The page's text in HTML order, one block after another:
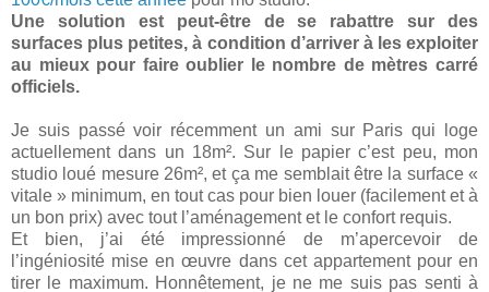
Une solution est peut-être de se rabattre sur des
surfaces plus petites, à condition d’arriver à les exploiter
au mieux pour faire oublier le nombre de mètres carré
officiels.
Je suis passé voir récemment un ami sur Paris qui loge
actuellement dans un 18m². Sur le papier c’est peu, mon
studio loué mesure 26m², et ça me semblait être la surface «
vitale » minimum, en tout cas pour bien louer (facilement et à
un bon prix) avec tout l’aménagement et le confort requis.
Et bien, j’ai été impressionné de m’apercevoir de
l’ingéniosité mise en œuvre dans cet appartement pour en
tirer le maximum. Honnêtement, je ne me suis pas senti à